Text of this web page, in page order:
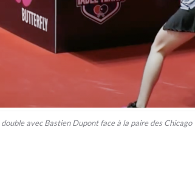
double avec Bastien Dupont face à la paire des